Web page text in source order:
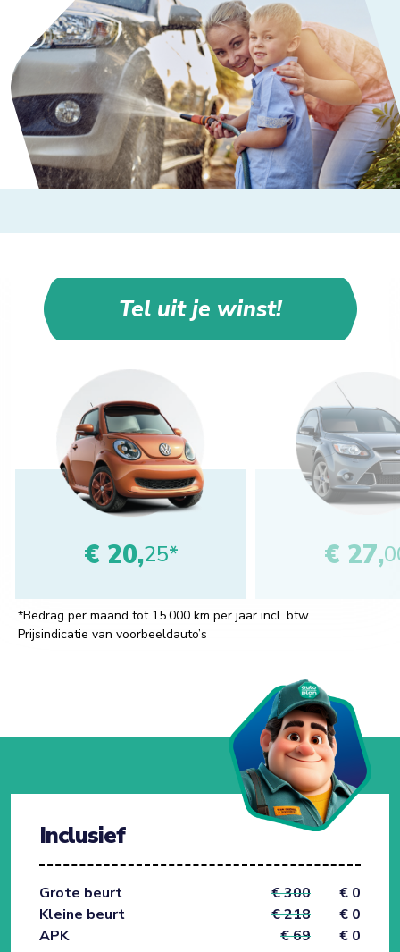
Tel uit je winst!
€ 20,25* € 27,
*Bedrag per maand tot 15.000 km per jaar incl. btw.
Prijsindicatie van voorbeeldauto’s
Inclusief
Grote beurt € 300
€ 0
Kleine beurt
€ 218
€ 0
APK
€ 69
€ 0